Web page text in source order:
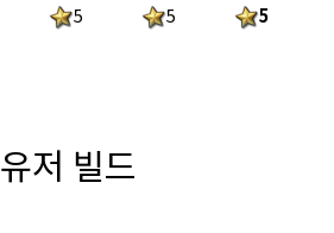
5
5
5
유저 빌드